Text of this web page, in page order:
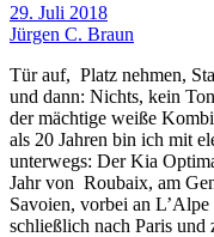
29. Juli 2018
Jürgen C. Braun
Tür auf, Platz nehmen,
und dann: Nichts, kein
der mächtige weiße
als 20 Jahren bin ich mit
unterwegs: Der Kia
Jahr von Roubaix, am
Savoien, vorbei an
schließlich nach Paris und